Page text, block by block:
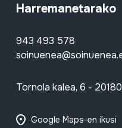
Harremanetarako
943 493 578
Tornola kalea, 6 -
Google Maps-en ikusi